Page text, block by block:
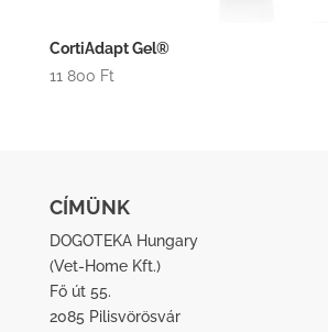
CortiAdapt Gel®
11 800 Ft
CÍMÜNK
DOGOTEKA Hungary
(Vet-Home Kft.)
Fő út 55.
2085 Pilisvörösvár